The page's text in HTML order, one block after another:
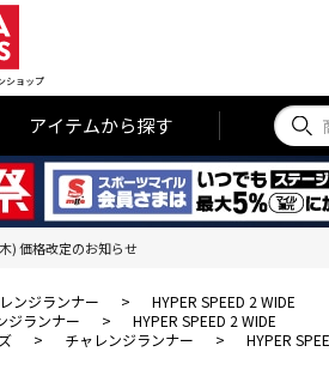
ショップ
アイテムから探す
) 価格改定のお知らせ
ンジランナー >
HYPER SPEED 2 WIDE
ジランナー >
HYPER SPEED 2 WIDE
> チャレンジランナー > HYPER